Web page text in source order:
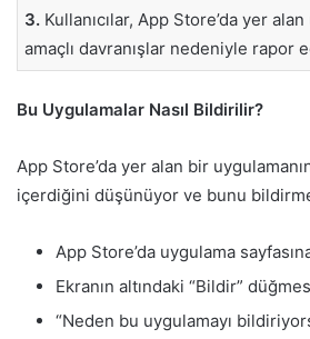
3. Kullanıcılar, App Store’da yer
amaçlı davranışlar nedeniyle rapor
Bu Uygulamalar Nasıl Bildirilir?
App Store’da yer alan bir
içerdiğini düşünüyor ve bunu
App Store’da uygulama
Ekranın altındaki “Bildir”
“Neden bu uygulamayı